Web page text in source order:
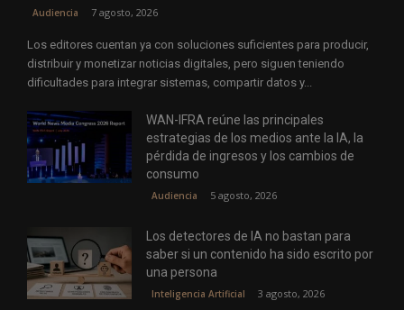
Audiencia 7 agosto, 2026
Los editores cuentan ya con soluciones suficientes para producir,
distribuir y monetizar noticias digitales, pero siguen teniendo
dificultades para integrar sistemas, compartir datos y...
WAN-IFRA reúne las principales
estrategias de los medios ante la IA, la
pérdida de ingresos y los cambios de
consumo
Audiencia 5 agosto, 2026
Los detectores de IA no bastan para
saber si un contenido ha sido escrito por
una persona
Inteligencia Artificial 3 agosto, 2026